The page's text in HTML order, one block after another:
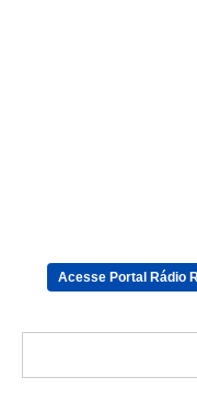
Acesse Portal Rádio